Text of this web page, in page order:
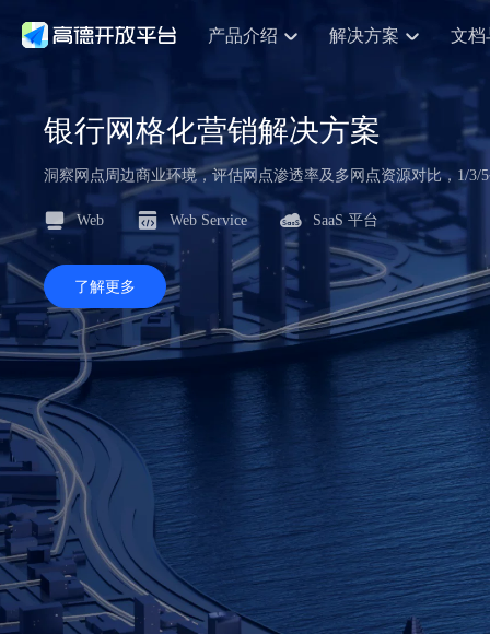
产品介绍
高德开放平台产品介绍
查看全部文档
鸿蒙星河版定位SDK HOT
鸿蒙星河版定位SDK
搜索 HOT
位置、周边、行政区、ID等查询接口
JS Android iOS
定位 HOT
基于LBS的定位服务
API
Android iOS
位置名称与经纬度之间转换服务
JS iOS
地理围栏
虚拟空间围栏服务
Android
天气查询
查询目标区域当前/未来天气
智能硬件定位
通过基站、Wifi获取位置信息
鸿蒙
鸿蒙星
导航
轻松地
路线
提供步
API
猎鹰
提供专
API
货车
专业的
API
智能
智能外
物流
提供智
解决方案
提供各行业LBS解决方案
提供LBS领域的Agent解决方案
智能手表
提供智能守护与运动出行解决方案
智能眼镜 NEW
智能眼镜实时导航及智慧出行解决方案
世界地图 NEW
面向开发者提供全球范围内LBS服务
合规精确的两轮车场景导航
手机银行
提供手机银行APP地图应用
网
提
优
出
提
上
提
文档
高德开放平台开发文档与
服务支持
查看全部文档
Web基础服务API
Web高级服务API
物流服务API
猎鹰服务 API
JS API
JS API
数据可视化
地图组件
URI API
地铁图 JS
开放平台产品定价
产品定价
产品定价
技术服务许可
GeoHUB自定义地图
GeoHUB数据中心
产品升
高级能力
企业智图
云图市场
热门推荐
Android定位
Android定位问
浏览器定位 JS API提供
逆地理编码 经纬度转换为详
自定义地图 7大类44种地图
认证开发商 商业授权相关问
银行网格化营销解决方案
洞察网点周边商业环境，评估网点渗透率及多网点资源对比，1/
Web Web Service SaaS 平台
了解更多